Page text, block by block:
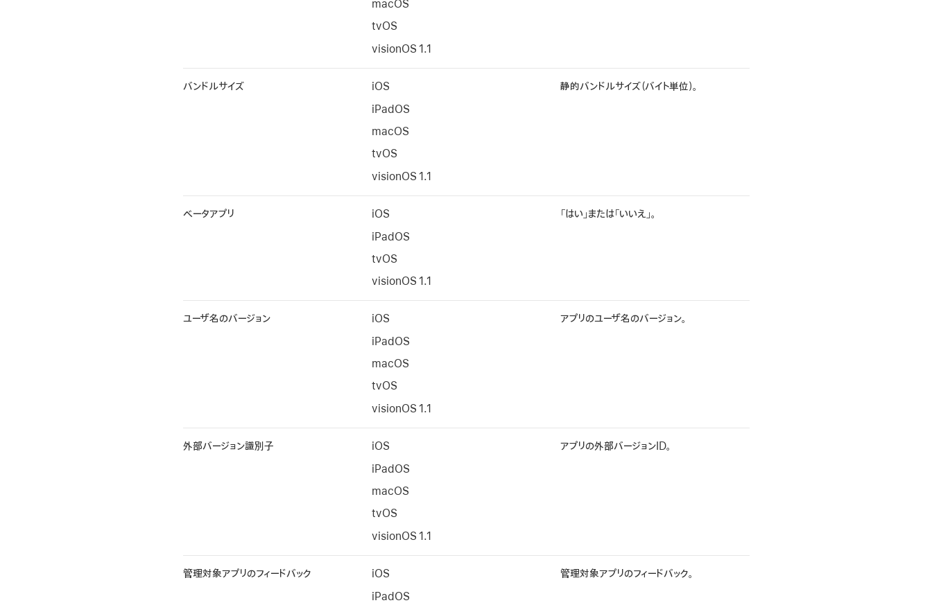
macOS
tvOS
visionOS 1.1
バンドルサイズ
iOS
iPadOS
macOS
tvOS
visionOS 1.1
静的バンドルサイズ（バイト単位）。
ベータアプリ
iOS
iPadOS
tvOS
visionOS 1.1
「はい」または「いいえ」。
ユーザ名のバージョン
iOS
iPadOS
macOS
tvOS
visionOS 1.1
アプリのユーザ名のバージョン。
外部バージョン識別子
iOS
iPadOS
macOS
tvOS
visionOS 1.1
アプリの外部バージョンID。
管理対象アプリのフィードバック
iOS
iPadOS
管理対象アプリのフィードバック。